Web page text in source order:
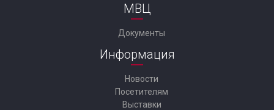
МВЦ
Документы
Информация
Новости
Посетителям
Выставки